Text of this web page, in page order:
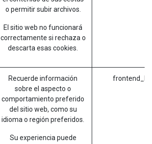
o permitir subir archivos.
El sitio web no funcionará
correctamente si rechaza o
descarta esas cookies.
Recuerde información
sobre el aspecto o
comportamiento preferido
del sitio web, como su
idioma o región preferidos.
Su experiencia puede